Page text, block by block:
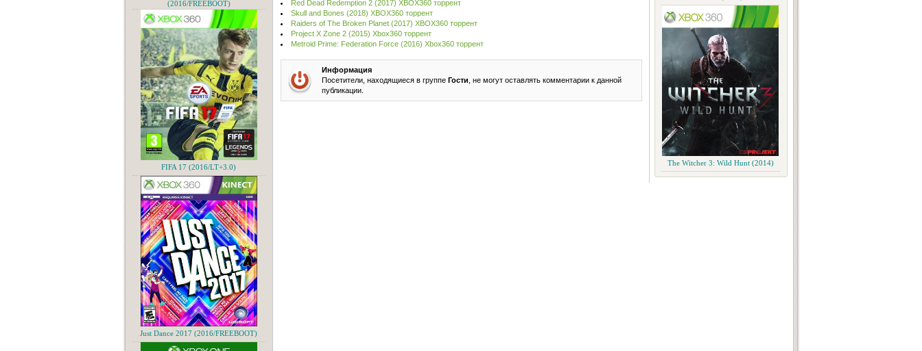
The Witcher 3: Wild Hunt (2014)
Red Dead Redemption 2 (2017) XBOX360 торрент
Skull and Bones (2018) XBOX360 торрент
Raiders of The Broken Planet (2017) XBOX360 торрент
Project X Zone 2 (2015) Xbox360 торрент
Metroid Prime: Federation Force (2016) Xbox360 торрент
Информация
Посетители, находящиеся в группе Гости , не могут оставлять комментарии к данной
публикации.
(2016/FREEBOOT)
FIFA 17 (2016/LT+3.0)
Just Dance 2017 (2016/FREEBOOT)